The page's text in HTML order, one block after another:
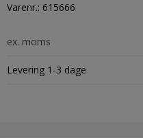
Varenr.: 615666
ex. moms
Levering 1-3 dage